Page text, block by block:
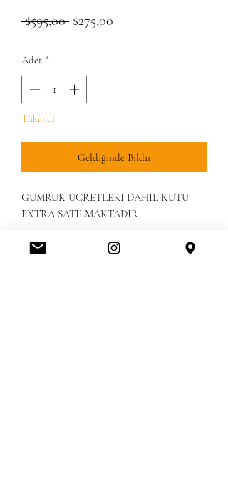
$595,00 Normal Fiyat
$275,00
Adet *
Tükendi
Geldiğinde Bildir
GUMRUK UCRETLERI DAHIL KUTU
EXTRA SATILMAKTADIR